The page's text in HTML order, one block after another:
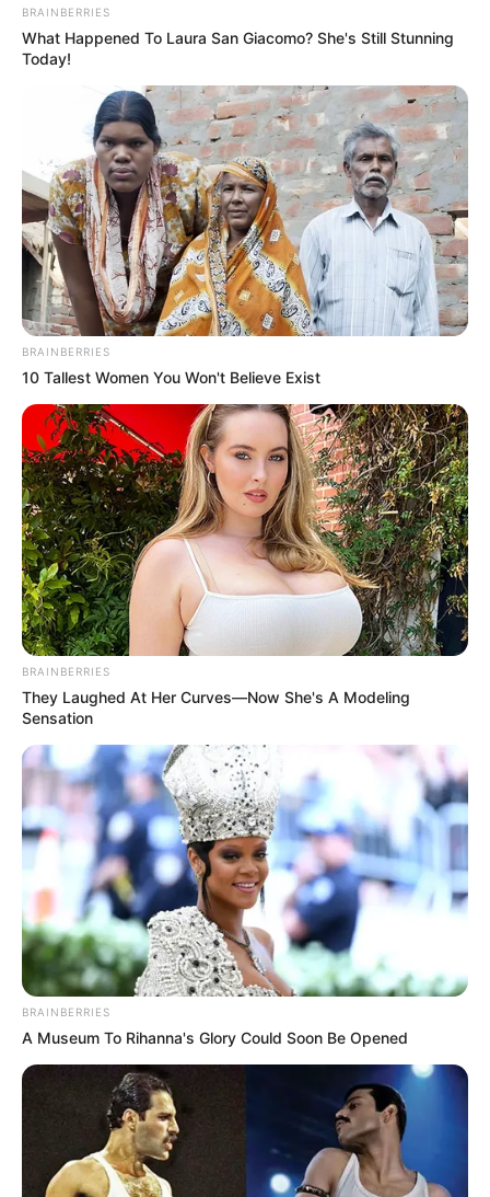
Lembrancinha.net
com EVA
O EVA é um material querido entre professores e
artesãos por sua facilidade em ser manipulado.
Mesmo com a tesourinha sem ponta, a criança
ainda consegue cortar e fazer algo especial para
o papai ou responsável.
BRAINBERRIES
What Happened To Laura San Giacomo? She's Still Stunning
Today!
BRAINBERRIES
10 Tallest Women You Won't Believe Exist
BRAINBERRIES
They Laughed At Her Curves—Now She's A Modeling
Sensation
BRAINBERRIES
A Museum To Rihanna's Glory Could Soon Be Opened